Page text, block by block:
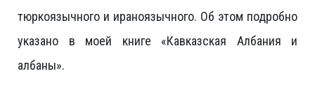
тюркоязычного и ираноязычного. Об этом подробно
указано в моей книге «Кавказская Албания и
албаны».